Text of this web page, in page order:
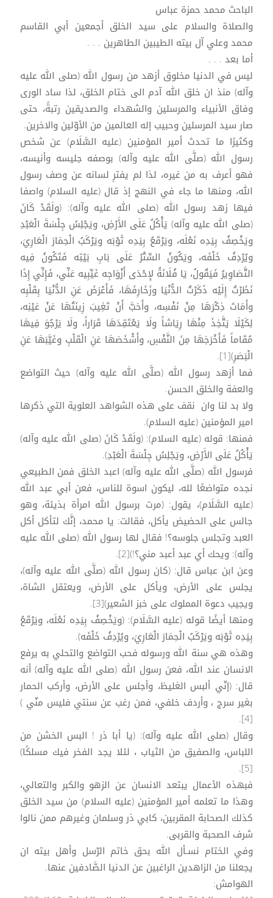
الباحث محمد حمزة عباس
والصلاة والسلام على سيد الخلق أجمعين أبي القاسم
محمد وعلي آل بيته الطيبين الطاهرين . . .
أما بعد . . .
ليس في الدنيا مخلوق أزهد من رسول الله (صلى الله عليه
وآله) منذ ان خلق الله آدم الى ختام الخلق، لذا ساد الورى
وفاق الأنبياء والمرسلين والشهداء والصديقين رتبةً، حتى
صار سيد المرسلين وحبيب إله العالمين من الأوّلين والاخرين.
وكثيرًا ما تحدث أمير المؤمنين (عليه السَّلَام) عن شخص
رسول الله (صلَّى الله عليه وآله) بوصفه جليسه وأنيسه،
فهو أعرف به من غيره، لذا لم يفترِ لسانه عن وصف رسول
الله، ومنها ما جاء في النهج إذ قال (عليه السلام) واصفا
فيها زهد رسول الله (صلى الله عليه وآله): (ولَقَدْ كَانَ
(صلى الله عليه وآله) يَأْكُلُ عَلَى الأَرْضِ، ويَجْلِسُ جِلْسَةَ الْعَبْدِ
ويَخْصِفُ بِيَدِه نَعْلَه، ويَرْقَعُ بِيَدِه ثَوْبَه ويَرْكَبُ الْحِمَارَ الْعَارِيَ،
ويُرْدِفُ خَلْفَه، ويَكُونُ السِّتْرُ عَلَى بَابِ بَيْتِه فَتَكُونُ فِيه
التَّصَاوِيرُ فَيَقُولُ، يَا فُلَانَةُ لإِحْدَى أَزْوَاجِه غَيِّبِيه عَنِّي، فَإِنِّي إِذَا
نَظَرْتُ إِلَيْه ذَكَرْتُ الدُّنْيَا وزَخَارِفَهَا، فَأَعْرَضَ عَنِ الدُّنْيَا بِقَلْبِه
وأَمَاتَ ذِكْرَهَا مِنْ نَفْسِه، وأَحَبَّ أَنْ تَغِيبَ زِينَتُهَا عَنْ عَيْنِه،
لِكَيْلَا يَتَّخِذَ مِنْهَا رِيَاشاً ولَا يَعْتَقِدَهَا قَرَاراً، ولَا يَرْجُوَ فِيهَا
مُقَاماً فَأَخْرَجَهَا مِنَ النَّفْسِ، وأَشْخَصَهَا عَنِ الْقَلْبِ وغَيَّبَهَا عَنِ
الْبَصَرِ)[1].
فما أزهد رسول الله (صلَّى الله عليه وآله) حيث التواضع
والعفة والخلق الحسن.
ولا بد لنا وان نقف على هذه الشواهد العلوية التي ذكرها
امير المؤمنين (عليه السلام).
فمنها: قوله (عليه السلام): (ولَقَدْ كَانَ (صلى الله عليه وآله)
يَأْكُلُ عَلَى الأَرْضِ، ويَجْلِسُ جِلْسَةَ الْعَبْدِ).
فرسول الله (صلَّى الله عليه وآله) اعبد الخلق فمن الطبيعي
نجده متواضعًا لله، ليكون اسوة للناس، فعن أبي عبد الله
(عليه السَّلَام)، يقول: (مرت برسول الله امرأة بذيئة، وهو
جالس على الحضيض يأكل، فقالت: يا محمد، إنَّك لتأكل أكل
العبد وتجلس جلوسه؟! فقال لها رسول الله (صلى الله عليه
وآله): ويحك أي عبد أعبد مني؟!)[2].
وعن ابن عباس قال: (كان رسول الله (صلَّى الله عليه وآله)،
يجلس على الأرض، ويأكل على الأرض، ويعتقل الشاة،
ويجيب دعوة المملوك على خبز الشعير)[3].
ومنها أيضًا قوله (عليه السَّلَام): (ويَخْصِفُ بِيَدِه نَعْلَه، ويَرْقَعُ
بِيَدِه ثَوْبَه ويَرْكَبُ الْحِمَارَ الْعَارِيَ، ويُرْدِفُ خَلْفَه).
وهذه هي سنة الله ورسوله فحب التواضع والتحلي به يرفع
الانسان عند الله، فعن رسول الله (صلى الله عليه وآله) أنه
قال: (إنّي ألبس الغليظ، وأجلس على الأرض، وأركب الحمار
بغير سرج ، وأردف خلفي، فمن رغب عن سنتي فليس منّي )
[4].
وقال (صلى الله عليه وآله): (يا أبا ذر ! البس الخشن من
اللباس، والصفيق من الثياب ، لئلا يجد الفخر فيك مسلكًا)
[5].
فبهذه الأعمال يبتعد الانسان عن الزهو والكبر والتعالي،
وهذا ما تعلمه أمير المؤمنين (عليه السلام) من سيد الخلق
كذلك الصحابة المقربين، كابي ذر وسلمان وغيرهم ممن نالوا
شرف الصحبة والقربى.
وفي الختام نسـأل الله بحق خاتم الرّسل وأهل بيته ان
يجعلنا من الزاهدين الراغبين عن الدنيا الصَّادفين عنها.
الهوامش: